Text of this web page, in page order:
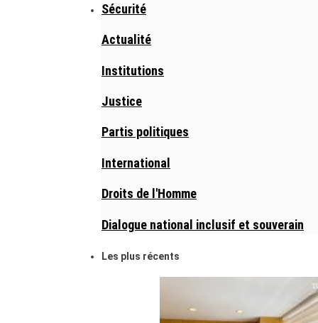
Sécurité
Actualité
Institutions
Justice
Partis politiques
International
Droits de l'Homme
Dialogue national inclusif et souverain
Les plus récents